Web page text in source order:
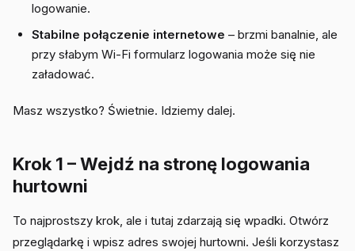
logowanie.
Stabilne połączenie internetowe – brzmi banalnie, ale
przy słabym Wi-Fi formularz logowania może się nie
załadować.
Masz wszystko? Świetnie. Idziemy dalej.
Krok 1 – Wejdź na stronę logowania
hurtowni
To najprostszy krok, ale i tutaj zdarzają się wpadki. Otwórz
przeglądarkę i wpisz adres swojej hurtowni. Jeśli korzystasz